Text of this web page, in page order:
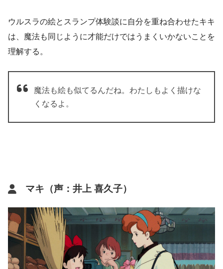
ウルスラの絵とスランプ体験談に自分を重ね合わせたキキ
は、魔法も同じように才能だけではうまくいかないことを
理解する。
魔法も絵も似てるんだね。わたしもよく描けな
くなるよ。
マキ（声：井上 喜久子）